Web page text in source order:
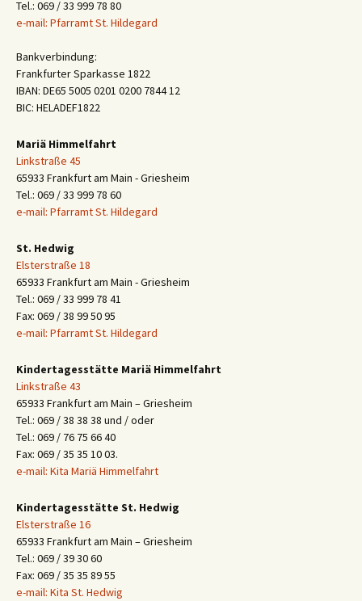
Tel.: 069 / 33 999 78 80
e-mail: Pfarramt St. Hildegard
Bankverbindung:
Frankfurter Sparkasse 1822
IBAN: DE65 5005 0201 0200 7844 12
BIC: HELADEF1822
Mariä Himmelfahrt
Linkstraße 45
65933 Frankfurt am Main - Griesheim
Tel.: 069 / 33 999 78 60
e-mail: Pfarramt St. Hildegard
St. Hedwig
Elsterstraße 18
65933 Frankfurt am Main - Griesheim
Tel.: 069 / 33 999 78 41
Fax: 069 / 38 99 50 95
e-mail: Pfarramt St. Hildegard
Kindertagesstätte Mariä Himmelfahrt
Linkstraße 43
65933 Frankfurt am Main – Griesheim
Tel.: 069 / 38 38 38 und / oder
Tel.: 069 / 76 75 66 40
Fax: 069 / 35 35 10 03.
e-mail: Kita Mariä Himmelfahrt
Kindertagesstätte St. Hedwig
Elsterstraße 16
65933 Frankfurt am Main – Griesheim
Tel.: 069 / 39 30 60
Fax: 069 / 35 35 89 55
e-mail: Kita St. Hedwig